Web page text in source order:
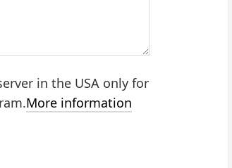
in the USA only for
More information